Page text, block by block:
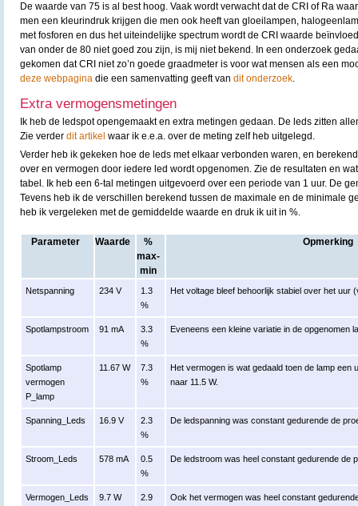
De waarde van 75 is al best hoog. Vaak wordt verwacht dat de CRI of Ra
men een kleurindruk krijgen die men ook heeft van gloeilampen,
met fosforen en dus het uiteindelijke spectrum wordt de CRI waarde
van onder de 80 niet goed zou zijn, is mij niet bekend. In een onderzoek
gekomen dat CRI niet zo’n goede graadmeter is voor wat mensen als een
deze webpagina die een samenvatting geeft van dit onderzoek.
Extra vermogensmetingen
Ik heb de ledspot opengemaakt en extra metingen gedaan. De leds zitten
Zie verder dit artikel waar ik e.e.a. over de meting zelf heb uitgelegd.
Verder heb ik gekeken hoe de leds met elkaar verbonden waren, en
over en vermogen door iedere led wordt opgenomen. Zie de resultaten en
tabel. Ik heb een 6-tal metingen uitgevoerd over een periode van 1 uur. De
Tevens heb ik de verschillen berekend tussen de maximale en de minimale
heb ik vergeleken met de gemiddelde waarde en druk ik uit in %.
Parameter Waarde
%
max-
min
Opmerking
Netspanning 234 V
1.3
%
Het voltage bleef behoorlijk stabiel over het uur
Spotlampstroom 91 mA
3.3
%
Eveneens een kleine variatie in de opgenomen
Spotlamp
vermogen
P_lamp
11.67 W
7.3
%
Het vermogen is wat gedaald toen de lamp een
naar 11.5 W.
Spanning_Leds 16.9 V
2.3
%
De ledspanning was constant gedurende de
Stroom_Leds 578 mA
0.5
%
De ledstroom was heel constant gedurende de
Vermogen_Leds 9.7 W
2.9
Ook het vermogen was heel constant